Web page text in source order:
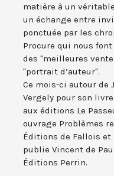
matière à un
un échange entre
ponctuée par les
Procure qui nous
des "meilleures
"portrait d’auteur".
Ce mois-ci autour de
Vergely pour son
aux éditions Le
ouvrage Problèmes
Éditions de Fallois et
publie Vincent de
Éditions Perrin.